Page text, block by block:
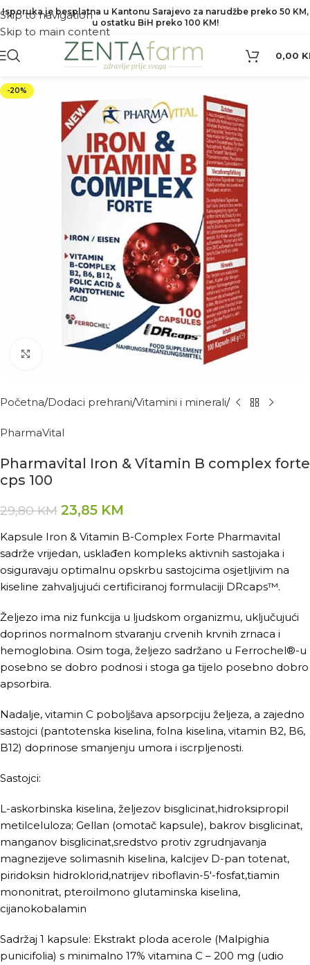
Skip to navigation
Skip to main content
Isporuka je besplatna u Kantonu Sarajevo za narudžbe preko 50 KM,
u ostatku BiH preko 100 KM!
0,00
-20%
Kliknite za povećanje
Početna Dodaci prehrani Vitamini i minerali
PharmaVital
Pharmavital Iron & Vitamin B complex forte
cps 100
29,80KM 23,85 KM
Kapsule Iron & Vitamin B-Complex Forte Pharmavital
sadrže vrijedan, usklađen kompleks aktivnih sastojaka i
osiguravaju optimalnu opskrbu sastojcima osjetljivim na
kiseline zahvaljujući certificiranoj formulaciji DRcaps™.
Željezo ima niz funkcija u ljudskom organizmu, uključujući
doprinos normalnom stvaranju crvenih krvnih zrnaca i
hemoglobina. Osim toga, željezo sadržano u Ferrochel®-u
posebno se dobro podnosi i stoga ga tijelo posebno dobro
apsorbira.
Nadalje, vitamin C poboljšava apsorpciju željeza, a zajedno
sastojci (pantotenska kiselina, folna kiselina, vitamin B2, B6,
B12) doprinose smanjenju umora i iscrpljenosti.
Sastojci:
L-askorbinska kiselina, željezov bisglicinat,hidroksipropil
metilceluloza; Gellan (omotač kapsule), bakrov bisglicinat,
manganov bisglicinat,sredstvo protiv zgrudnjavanja
magnezijeve solimasnih kiselina, kalcijev D-pan totenat,
piridoksin hidroklorid,natrijev riboflavin-5′-fosfat,tiamin
mononitrat, pteroilmono glutaminska kiselina,
cijanokobalamin
Sadržaj 1 kapsule: Ekstrakt ploda acerole (Malpighia
punicifolia) s minimalno 17% vitamina C – 200 mg (udio